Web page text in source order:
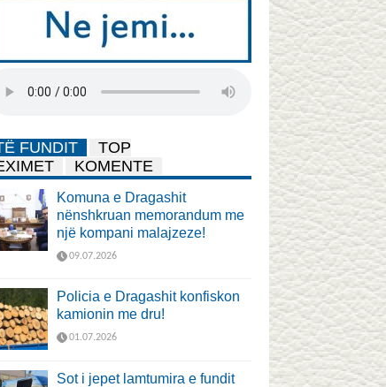
FUNDIT
TOP
KOMENTE
Komuna e Dragashit
nënshkruan memorandum me
një kompani malajzeze!
09.07.2026
Policia e Dragashit konfiskon
kamionin me dru!
01.07.2026
Sot i jepet lamtumira e fundit